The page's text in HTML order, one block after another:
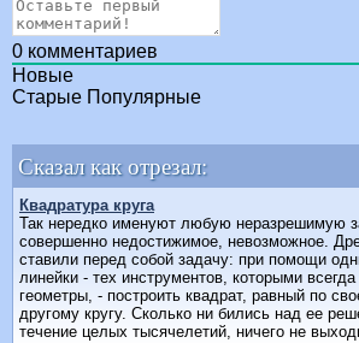
0 комментариев
Новые
Старые Популярные
Сказал как отрезал:
Квадратура круга
Так нередко именуют любую неразрешимую
совершенно недостижимое, невозможное.
ставили перед собой задачу: при помощи
линейки - тех инструментов, которыми
геометры, - построить квадрат, равный по
другому кругу. Сколько ни бились над ее
течение целых тысячелетий, ничего не